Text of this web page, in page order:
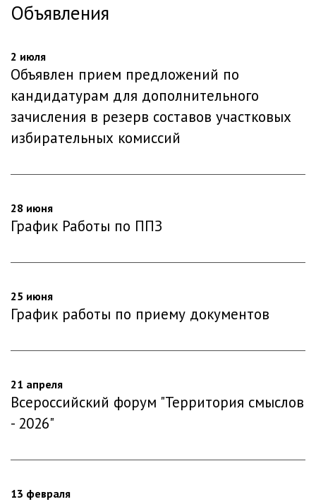
Объявления
2 июля
Объявлен прием предложений по
кандидатурам для дополнительного
зачисления в резерв составов участковых
избирательных комиссий
28 июня
График Работы по ППЗ
25 июня
График работы по приему документов
21 апреля
Всероссийский форум "Территория смыслов
- 2026"
13 февраля